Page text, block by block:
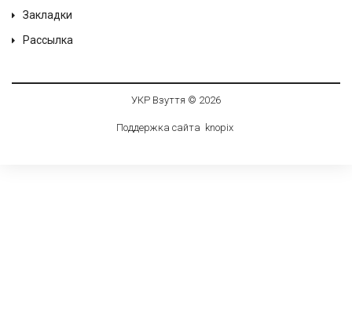
Закладки
Рассылка
УКР Взуття © 2026
Поддержка сайта knopix